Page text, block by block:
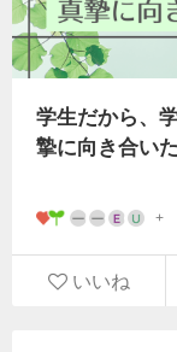
学生だから、
摯に向き合い
いいね